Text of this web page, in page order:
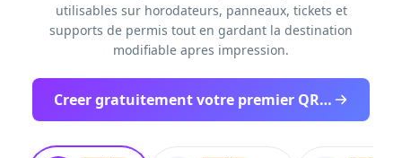
utilisables sur horodateurs, panneaux, tickets et
supports de permis tout en gardant la destination
modifiable apres impression.
Creer gratuitement votre premier QR code de stationnement